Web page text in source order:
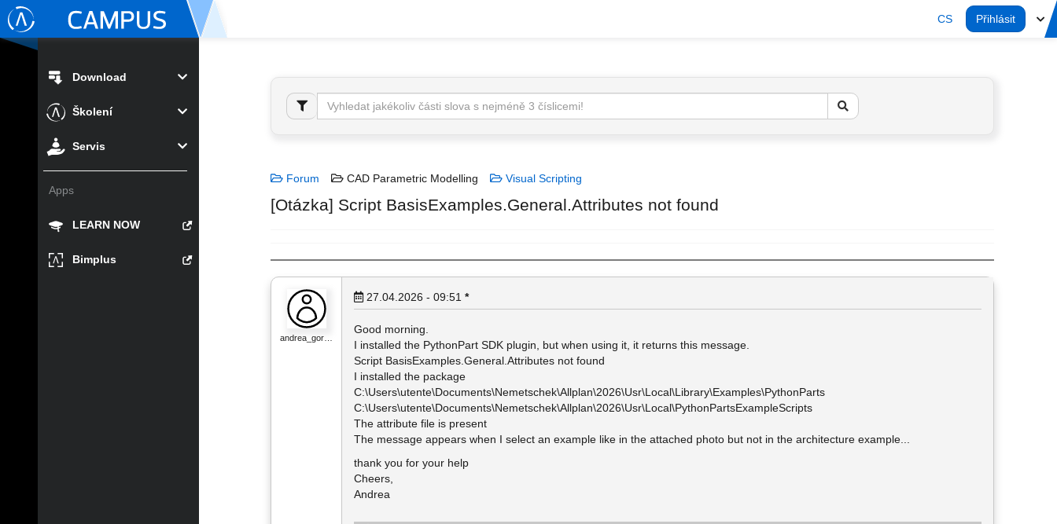
CS Přihlásit
Download
Školení
Servis
Apps
LEARN NOW
Bimplus
Forum CAD Parametric Modelling Visual Scripting
[Otázka] Script BasisExamples.General.Attributes not found
andrea_gor…
27.04.2026 - 09:51 *
Good morning.
I installed the PythonPart SDK plugin, but when using it, it returns this message.
Script BasisExamples.General.Attributes not found
I installed the package
C:\Users\utente\Documents\Nemetschek\Allplan\2026\Usr\Local\Library\Examples\PythonParts
C:\Users\utente\Documents\Nemetschek\Allplan\2026\Usr\Local\PythonPartsExampleScripts
The attribute file is present
The message appears when I select an example like in the attached photo but not in the architecture example...
thank you for your help
Cheers,
Andrea